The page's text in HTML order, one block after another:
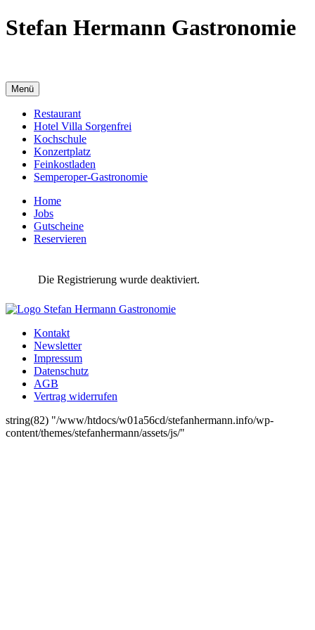
Stefan Hermann Gastronomie
Menü
Restaurant
Hotel Villa Sorgenfrei
Kochschule
Konzertplatz
Feinkostladen
Semperoper-Gastronomie
Home
Jobs
Gutscheine
Reservieren
Die Registrierung wurde deaktiviert.
Kontakt
Newsletter
Impressum
Datenschutz
AGB
Vertrag widerrufen
string(82) "/www/htdocs/w01a56cd/stefanhermann.info/wp-
content/themes/stefanhermann/assets/js/"